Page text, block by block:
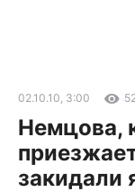
02.10.10, 3:00
Немцова,
закидали